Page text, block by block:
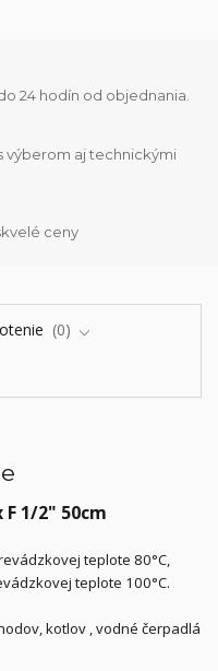
24 hodín od objednania.
výberom aj technickými
ceny
0
1/2" 50cm
teplote 80°C,
teplote 100°C.
kotlov , vodné čerpadlá